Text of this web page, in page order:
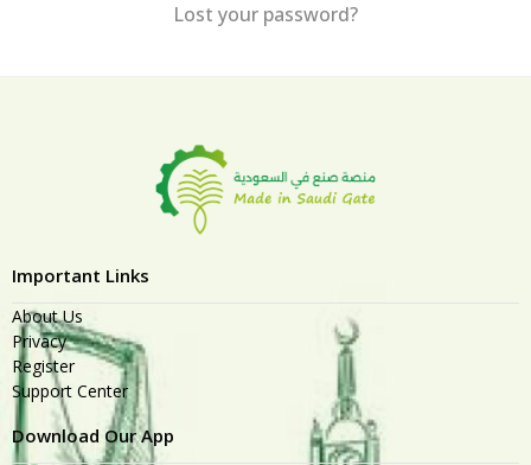
Lost your password?
Important Links
About Us
Privacy
Register
Support Center
Download Our App